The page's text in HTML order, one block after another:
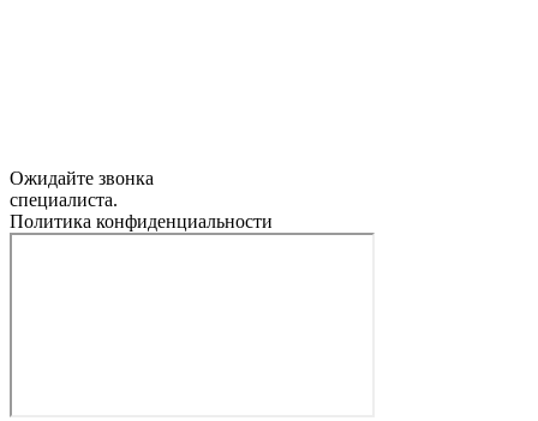
Ожидайте звонка
специалиста.
Политика конфиденциальности